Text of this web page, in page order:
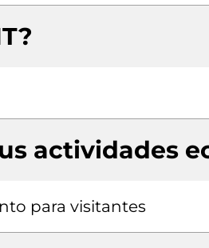
actividades
para visitantes